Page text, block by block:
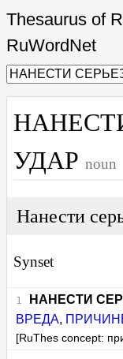
Thesaurus of
RuWordNet
УДАР noun
Нанести
Synset
НАНЕСТИ
ВРЕДА,
[RuThes concept: